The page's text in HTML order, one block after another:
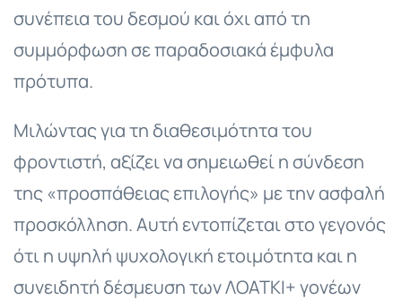
συνέπεια του δεσμού και όχι από τη
συμμόρφωση σε παραδοσιακά έμφυλα
πρότυπα.
Μιλώντας για τη διαθεσιμότητα του
φροντιστή, αξίζει να σημειωθεί η σύνδεση
της «προσπάθειας επιλογής» με την ασφαλή
προσκόλληση. Αυτή εντοπίζεται στο γεγονός
ότι η υψηλή ψυχολογική ετοιμότητα και η
συνειδητή δέσμευση των ΛΟΑΤΚΙ+ γονέων